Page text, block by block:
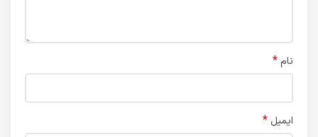
نام *
ایمیل *